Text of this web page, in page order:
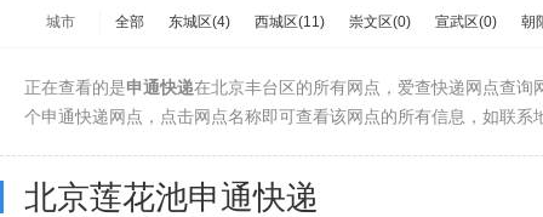
增益快递(7) 安能物流(45) 苏宁快递(1) 全一快递(1)
中铁物流(11) 品骏快递(4) 远成快运(2) 百世汇通快递(35)
台湾省 香港 澳门
城市 全部 东城区(4) 西城区(11) 崇文区(0) 宣武区(0) 朝
昌平区(7) 大兴区(14) 怀柔区(2) 平谷区(1) 密云县(2)
正在查看的是申通快递在北京丰台区的所有网点，爱查快递网点查询
个申通快递网点，点击网点名称即可查看该网点的所有信息，如联系
北京莲花池申通快递